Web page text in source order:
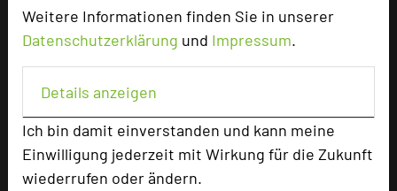
Weitere Informationen finden Sie in unserer
Datenschutzerklärung und Impressum.
Details anzeigen
Ich bin damit einverstanden und kann meine
Einwilligung jederzeit mit Wirkung für die Zukunft
wiederrufen oder ändern.
MICE Start
Login
Alle Informationen
Beliebte Suchlisten
Baden-Württemberg
Bayern